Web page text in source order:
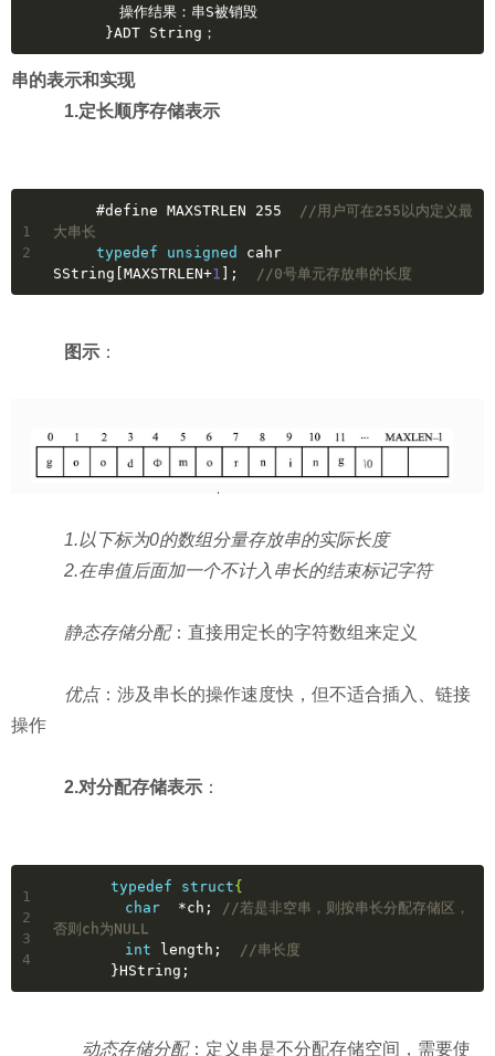
操作结果：串S被销毁
}ADT String；
串的表示和实现
1.定长顺序存储表示
1
2
#define MAXSTRLEN 255
//用户可在255以内定义最
大串长
typedef
unsigned
cahr
SString[MAXSTRLEN+1 ]; //0号单元存放串的长度
图示 ：
1.以下标为0的数组分量存放串的实际长度
2.在串值后面加一个不计入串长的结束标记字符
静态存储分配：直接用定长的字符数组来定义
优点：涉及串长的操作速度快，但不适合插入、链接
操作
2.对分配存储表示 ：
1
2
3
4
typedef struct{
char
  *ch;
//若是非空串，则按串长分配存储区，
否则ch为NULL
int length;
//串长度
}HString;
动态存储分配：定义串是不分配存储空间，需要使